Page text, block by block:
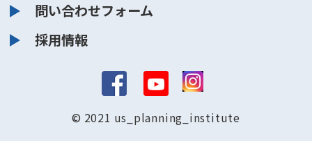
問い合わせフォーム
採用情報
© 2021 us_planning_institute